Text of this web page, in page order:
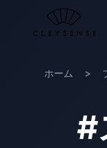
メインコンテンツへ
ホーム >
#